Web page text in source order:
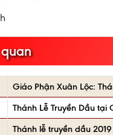
Giáo Phận Xuân Lộc:
Thánh Lễ Truyền Dầu
Thánh lễ truyền dầu